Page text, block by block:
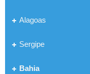
Alagoas
Sergipe
Bahia